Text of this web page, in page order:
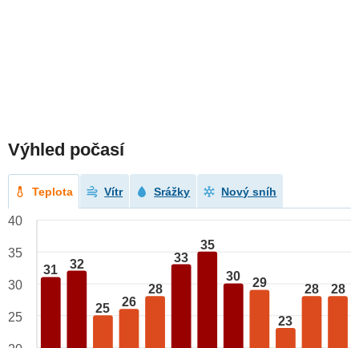
Výhled počasí
Teplota Vítr Srážky Nový sníh
31 32
25 26
28
33
35
30 29
23
28 28
40
35
30
25